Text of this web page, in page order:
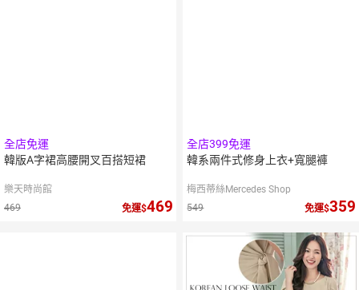
全店免運
韓版A字裙高腰開叉百搭短裙
樂天時尚館
469
免運 469
全店399免運
韓系兩件式修身上衣+寬腿褲
梅西蒂絲Mercedes Shop
549
免運 359